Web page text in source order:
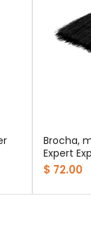
Brocha,
Expert
$ 72.00